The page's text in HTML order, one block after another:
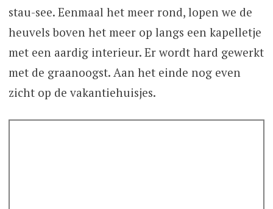
stau-see. Eenmaal het meer rond, lopen we de
heuvels boven het meer op langs een kapelletje
met een aardig interieur. Er wordt hard gewerkt
met de graanoogst. Aan het einde nog even
zicht op de vakantiehuisjes.